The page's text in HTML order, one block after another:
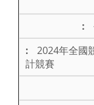
2024年全國
計競賽